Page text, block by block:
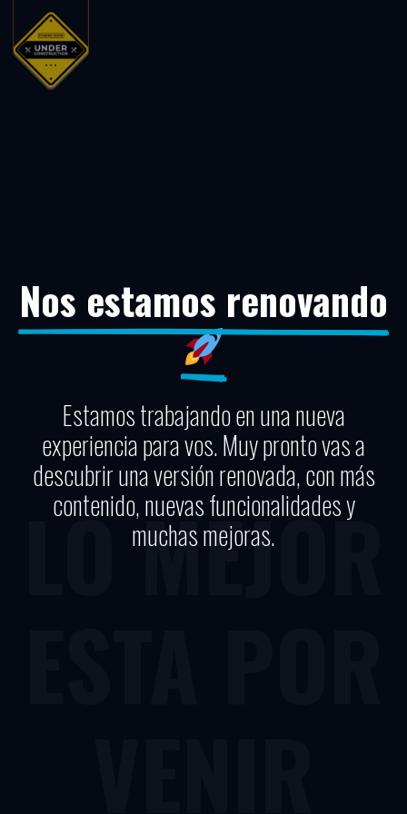
Nos estamos renovando
Estamos trabajando en una nueva
experiencia para vos. Muy pronto vas a
descubrir una versión renovada, con más
contenido, nuevas funcionalidades y
muchas mejoras.
LO MEJOR